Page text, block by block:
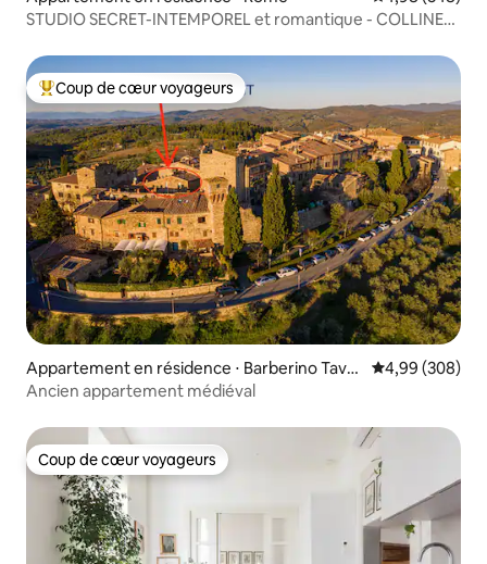
STUDIO SECRET-INTEMPOREL et romantique - COLLINE
Coups de cœur voyageurs les plus appréciés
Coup de cœur voyageurs
Appartement en résidence ⋅ Barberino Tavar
nelle
Évaluation
4,99 (308)
Ancien appartement médiéval
Coup de cœur voyageurs
Coup de cœur voyageurs